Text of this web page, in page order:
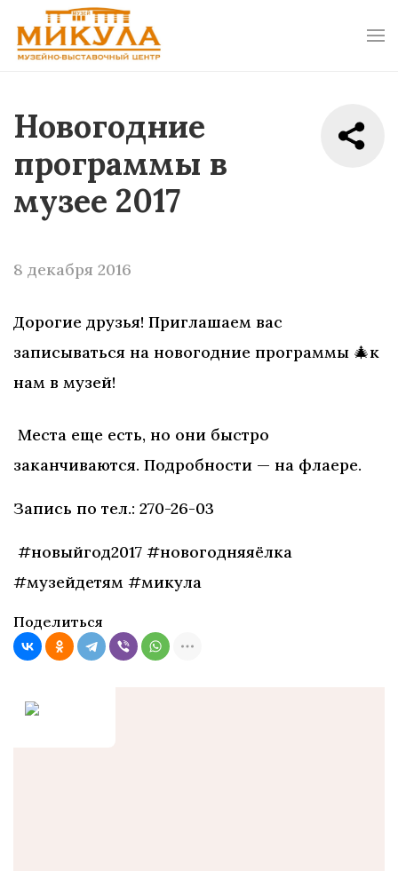
Новогодние
программы в
музее 2017
8 декабря 2016
Дорогие друзья! Приглашаем вас
записываться на новогодние программы 🎄к
нам в музей!
Места еще есть, но они быстро
заканчиваются. Подробности — на флаере.
Запись по тел.: 270-26-03
#новыйгод2017 #новогодняяёлка
#музейдетям #микула
Поделиться